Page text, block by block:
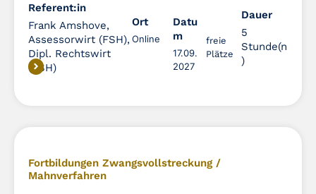
Referent:in
Frank Amshove,
Assessorwirt (FSH),
Dipl. Rechtswirt
(FSH)
Ort
Online
Datu
m
17.09.
2027
freie
Plätze
Dauer
5
Stunde(n
)
Fortbildungen Zwangsvollstreckung /
Mahnverfahren